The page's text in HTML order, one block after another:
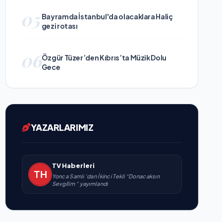
05 Bayramda İstanbul'da olacaklara Haliç
gezi rotası
06Özgür Tüzer’den Kıbrıs’ta Müzik Dolu
Gece
YAZARLARIMIZ
TV Haberleri
Yonca Samlı ‘dan İkinci Tekli “Donacaksın
Sevgilim “ yayımlandı